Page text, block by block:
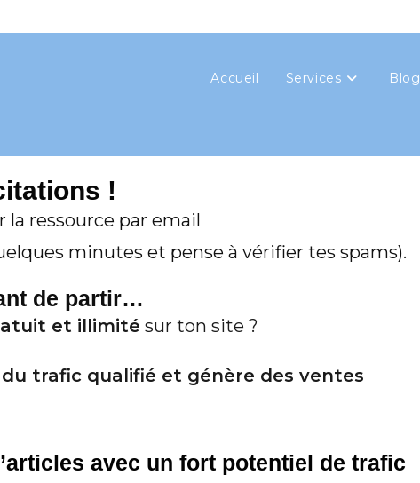
Accueil Services Blog
!
la ressource par email
minutes et pense à vérifier tes spams).
de partir…
et illimité sur ton site ?
trafic qualifié et génère des ventes
avec un fort potentiel de trafic